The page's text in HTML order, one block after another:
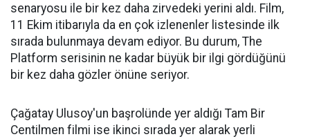
senaryosu ile bir kez daha zirvedeki yerini aldı. Film,
11 Ekim itibarıyla da en çok izlenenler listesinde ilk
sırada bulunmaya devam ediyor. Bu durum, The
Platform serisinin ne kadar büyük bir ilgi gördüğünü
bir kez daha gözler önüne seriyor.
Çağatay Ulusoy'un başrolünde yer aldığı Tam Bir
Centilmen filmi ise ikinci sırada yer alarak yerli